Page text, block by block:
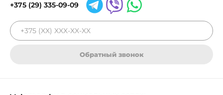
+375 (29) 335-09-09
Обратный звонок